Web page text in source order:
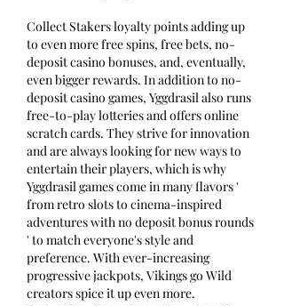
Collect Stakers loyalty points adding up
to even more free spins, free bets, no-
deposit casino bonuses, and, eventually,
even bigger rewards. In addition to no-
deposit casino games, Yggdrasil also runs
free-to-play lotteries and offers online
scratch cards. They strive for innovation
and are always looking for new ways to
entertain their players, which is why
Yggdrasil games come in many flavors '
from retro slots to cinema-inspired
adventures with no deposit bonus rounds
' to match everyone's style and
preference. With ever-increasing
progressive jackpots, Vikings go Wild
creators spice it up even more.